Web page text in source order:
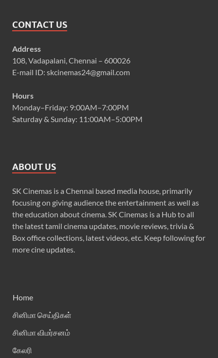
CONTACT US
Address
108, Vadapalani, Chennai – 600026
E-mail ID: skcinemas24@gmail.com
Hours
Monday–Friday: 9:00AM–7:00PM
Saturday & Sunday: 11:00AM–5:00PM
ABOUT US
SK Cinemas is a Chennai based media house, primarily
focusing on giving audience the entertainment as well as
the education about cinema. SK Cinemas is a Hub to all
the latest tamil cinema updates, movie reviews, trivia &
Box office collections, latest videos, etc. Keep following for
more cine updates.
Home
சினிமா செய்திகள்
சினிமா விமர்சனம்
கேலரி